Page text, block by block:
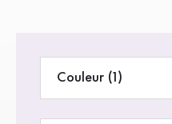
Baskets
Bottes
Couleur (1)